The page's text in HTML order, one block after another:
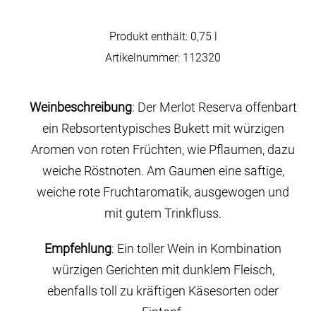
Produkt enthält: 0,75
Artikelnummer: 112320
Weinbeschreibung: Der Merlot Reserva offenbart
ein Rebsortentypisches Bukett mit würzigen
Aromen von roten Früchten, wie Pflaumen, dazu
weiche Röstnoten. Am Gaumen eine saftige,
weiche rote Fruchtaromatik, ausgewogen und
mit gutem Trinkfluss.
Empfehlung: Ein toller Wein in Kombination
würzigen Gerichten mit dunklem Fleisch,
ebenfalls toll zu kräftigen Käsesorten oder